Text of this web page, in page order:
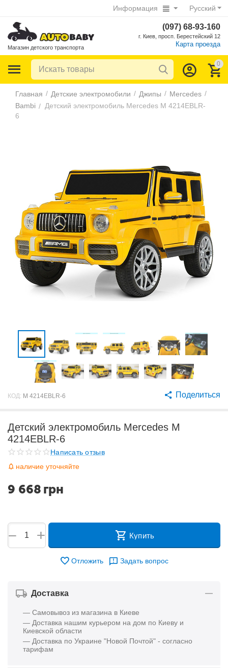
Русский
Информация
Магазин детского транспорта
(097) 68-93-160
г. Киев, просп. Берестейский 12
Карта проезда
0
Главная / Детские электромобили / Джипы / Mercedes /
Bambi / Детский электромобиль Mercedes M 4214EBLR-
6
КОД: M 4214EBLR-6 Поделиться
Детский электромобиль Mercedes M
4214EBLR-6
Написать отзыв
наличие уточняйте
9 668 грн
+
− Купить
Отложить Задать вопрос
Доставка
— Самовывоз из магазина в Киеве
— Доставка нашим курьером на дом по Киеву и
Киевской области
— Доставка по Украине "Новой Почтой" - согласно
тарифам